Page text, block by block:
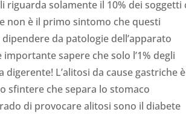
riguarda solamente il 10% dei soggetti
non è il primo sintomo che questi
da patologie dell’apparato
sapere che solo l’1% degli
L’alitosi da cause gastriche è
sfintere che separa lo stomaco
di provocare alitosi sono il diabete